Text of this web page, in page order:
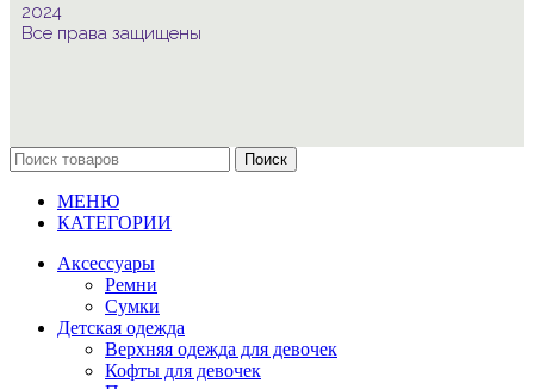
2024
Все права защищены
Поиск
МЕНЮ
КАТЕГОРИИ
Аксессуары
Ремни
Сумки
Детская одежда
Верхняя одежда для девочек
Кофты для девочек